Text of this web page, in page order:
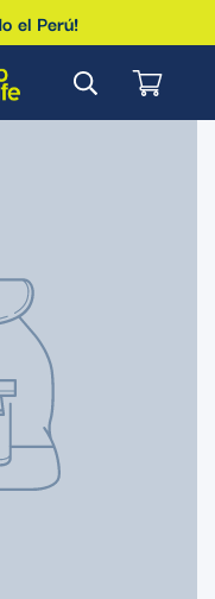
el Perú!